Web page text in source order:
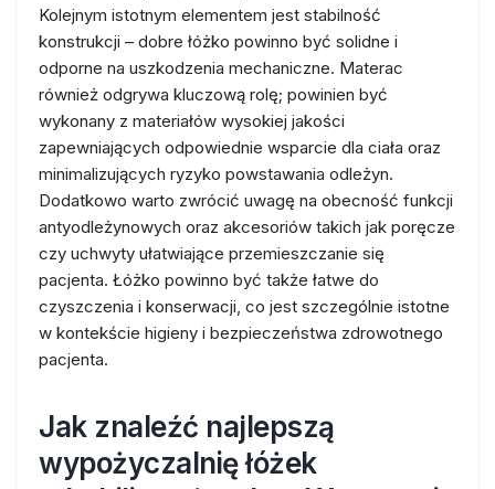
Kolejnym istotnym elementem jest stabilność
konstrukcji – dobre łóżko powinno być solidne i
odporne na uszkodzenia mechaniczne. Materac
również odgrywa kluczową rolę; powinien być
wykonany z materiałów wysokiej jakości
zapewniających odpowiednie wsparcie dla ciała oraz
minimalizujących ryzyko powstawania odleżyn.
Dodatkowo warto zwrócić uwagę na obecność funkcji
antyodleżynowych oraz akcesoriów takich jak poręcze
czy uchwyty ułatwiające przemieszczanie się
pacjenta. Łóżko powinno być także łatwe do
czyszczenia i konserwacji, co jest szczególnie istotne
w kontekście higieny i bezpieczeństwa zdrowotnego
pacjenta.
Jak znaleźć najlepszą
wypożyczalnię łóżek